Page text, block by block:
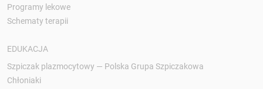
Programy lekowe
Schematy terapii
EDUKACJA
Szpiczak plazmocytowy — Polska Grupa Szpiczakowa
Chłoniaki